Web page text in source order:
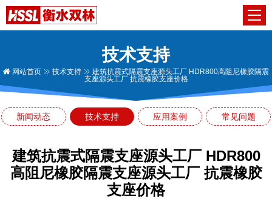
技术支持
网站首页 技术支持
建筑抗震式隔震支座源头工厂 HDR800高阻尼橡胶隔震
支座源头工厂 抗震橡胶支座价格
新闻动态 技术支持 应用案例 常见问题
建筑抗震式隔震支座源头工厂 HDR800
高阻尼橡胶隔震支座源头工厂 抗震橡胶
支座价格